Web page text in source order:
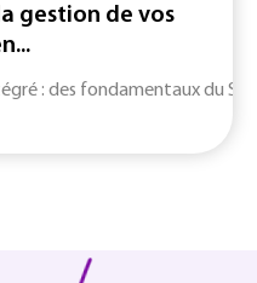
gestion de vos
: des fondamentaux du